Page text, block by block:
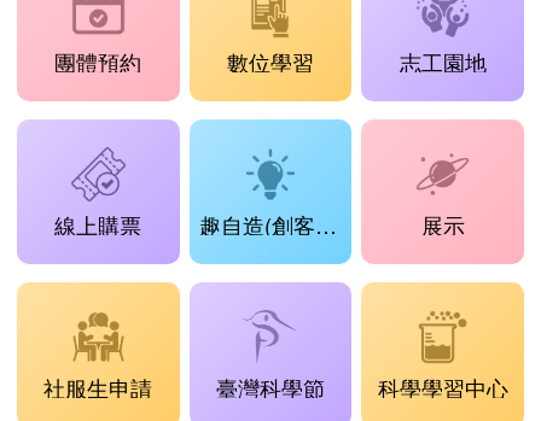
團體預約 數位學習 志工園地
線上購票 趣自造(創客工場) 展示
社服生申請 臺灣科學節 科學學習中心